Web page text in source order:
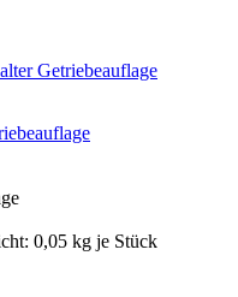
0,05 kg je Stück